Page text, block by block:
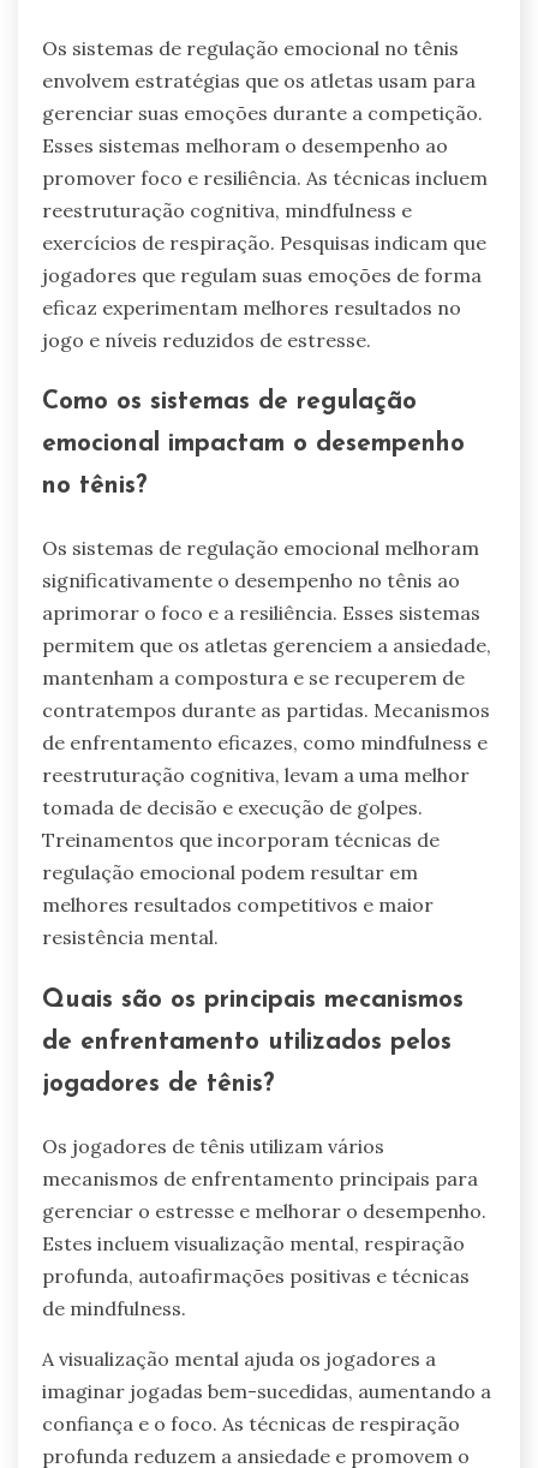
Os sistemas de regulação emocional no tênis
envolvem estratégias que os atletas usam para
gerenciar suas emoções durante a competição.
Esses sistemas melhoram o desempenho ao
promover foco e resiliência. As técnicas incluem
reestruturação cognitiva, mindfulness e
exercícios de respiração. Pesquisas indicam que
jogadores que regulam suas emoções de forma
eficaz experimentam melhores resultados no
jogo e níveis reduzidos de estresse.
Como os sistemas de regulação
emocional impactam o desempenho
no tênis?
Os sistemas de regulação emocional melhoram
significativamente o desempenho no tênis ao
aprimorar o foco e a resiliência. Esses sistemas
permitem que os atletas gerenciem a ansiedade,
mantenham a compostura e se recuperem de
contratempos durante as partidas. Mecanismos
de enfrentamento eficazes, como mindfulness e
reestruturação cognitiva, levam a uma melhor
tomada de decisão e execução de golpes.
Treinamentos que incorporam técnicas de
regulação emocional podem resultar em
melhores resultados competitivos e maior
resistência mental.
Quais são os principais mecanismos
de enfrentamento utilizados pelos
jogadores de tênis?
Os jogadores de tênis utilizam vários
mecanismos de enfrentamento principais para
gerenciar o estresse e melhorar o desempenho.
Estes incluem visualização mental, respiração
profunda, autoafirmações positivas e técnicas
de mindfulness.
A visualização mental ajuda os jogadores a
imaginar jogadas bem-sucedidas, aumentando a
confiança e o foco. As técnicas de respiração
profunda reduzem a ansiedade e promovem o